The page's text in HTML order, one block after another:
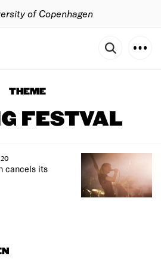
of Copenhagen
THEME
FESTVAL
cancels its